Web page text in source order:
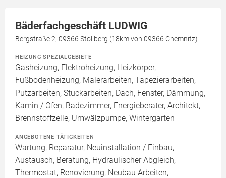
Bäderfachgeschäft LUDWIG
Bergstraße 2, 09366 Stollberg (18km von 09366 Chemnitz)
HEIZUNG SPEZIALGEBIETE
Gasheizung, Elektroheizung, Heizkörper,
Fußbodenheizung, Malerarbeiten, Tapezierarbeiten,
Putzarbeiten, Stuckarbeiten, Dach, Fenster, Dämmung,
Kamin / Ofen, Badezimmer, Energieberater, Architekt,
Brennstoffzelle, Umwälzpumpe, Wintergarten
ANGEBOTENE TÄTIGKEITEN
Wartung, Reparatur, Neuinstallation / Einbau,
Austausch, Beratung, Hydraulischer Abgleich,
Thermostat, Renovierung, Neubau Arbeiten,